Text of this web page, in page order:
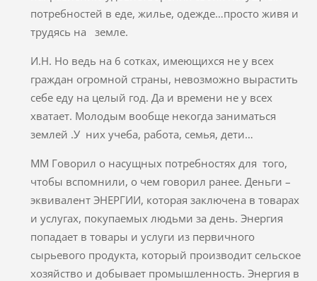
потребностей в еде, жилье, одежде…просто живя и
трудясь на земле.
И.Н. Но ведь на 6 сотках, имеющихся не у всех
граждан огромной страны, невозможно вырастить
себе еду на целый год. Да и времени не у всех
хватает. Молодым вообще некогда заниматься
землей .У них учеба, работа, семья, дети…
ММ Говорил о насущных потребностях для того,
чтобы вспомнили, о чем говорил ранее. Деньги –
эквивалент ЭНЕРГИИ, которая заключена в товарах
и услугах, покупаемых людьми за день. Энергия
попадает в товары и услуги из первичного
сырьевого продукта, который производит сельское
хозяйство и добывает промышленность. Энергия в